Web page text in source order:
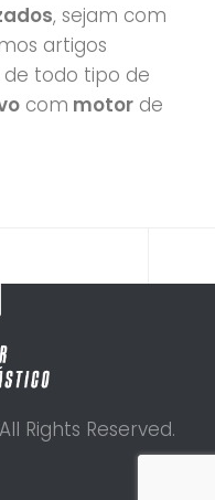
, sejam com
artigos
de todo tipo de
com motor de
Rights Reserved.